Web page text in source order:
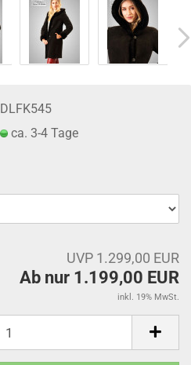
DLFK545
ca. 3-4 Tage
UVP 1.299,00 EUR
Ab nur 1.199,00 EUR
inkl. 19% MwSt.